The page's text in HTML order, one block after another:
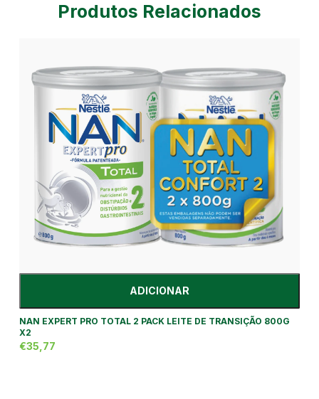
Produtos Relacionados
ADICIONAR
NAN EXPERT PRO TOTAL 2 PACK LEITE DE TRANSIÇÃO 800G
X2
€35,77